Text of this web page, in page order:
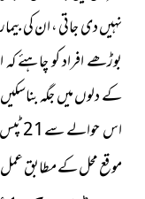
نہیں دی جاتی ، ان کی
بوڑھے افراد کو چاہئے
کے دلوں میں جگہ
اس
موقع محل کے مطابق